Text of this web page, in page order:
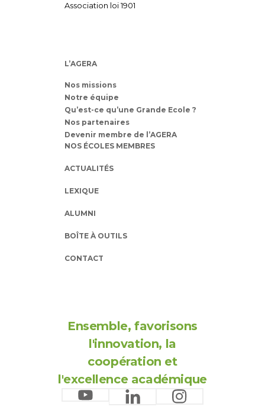
Association loi 1901
L’AGERA
Nos missions
Notre équipe
Qu’est-ce qu’une Grande Ecole ?
Nos partenaires
Devenir membre de l’AGERA
NOS ÉCOLES MEMBRES
ACTUALITÉS
LEXIQUE
ALUMNI
BOÎTE À OUTILS
CONTACT
Ensemble, favorisons
l'innovation, la
coopération et
l'excellence académique